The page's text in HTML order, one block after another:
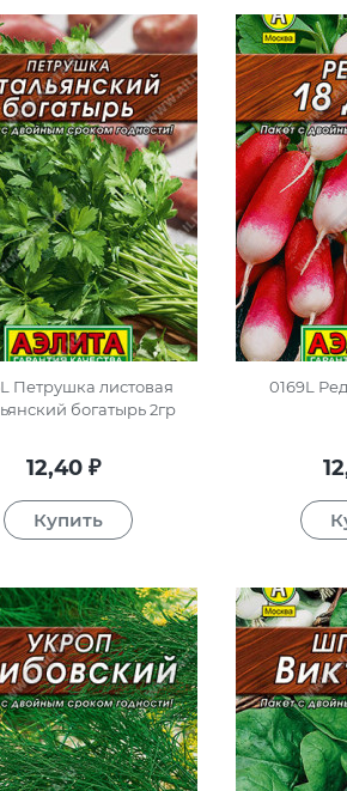
Петрушка листовая
богатырь 2гр
12,40 ₽
0169L